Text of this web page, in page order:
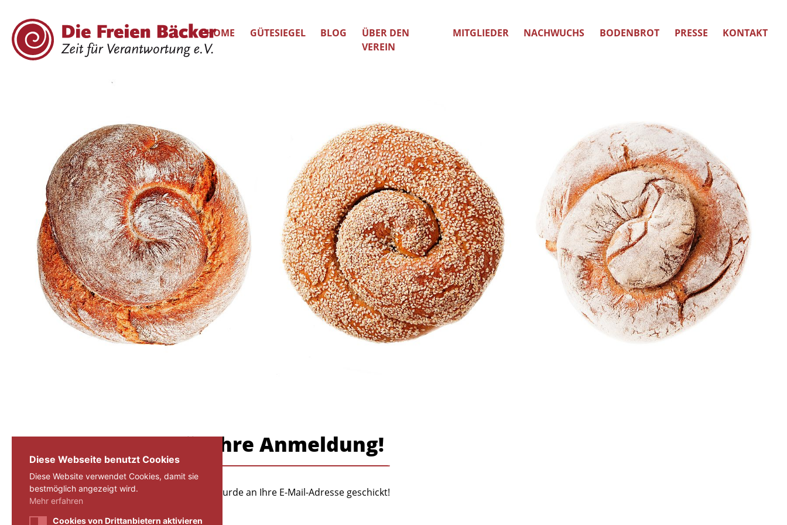
HOME GÜTESIEGEL BLOG
ÜBER DEN
VEREIN
MITGLIEDER NACHWUCHS BODENBROT PRESSE KONTAKT
Vielen Dank für Ihre Anmeldung!
Eine E-Mail mit einem Aktivierungslink wurde an Ihre E-Mail-Adresse geschickt!
Diese Webseite benutzt Cookies
Diese Website verwendet Cookies, damit sie
bestmöglich angezeigt wird.
Mehr erfahren
Cookies von Drittanbietern aktivieren